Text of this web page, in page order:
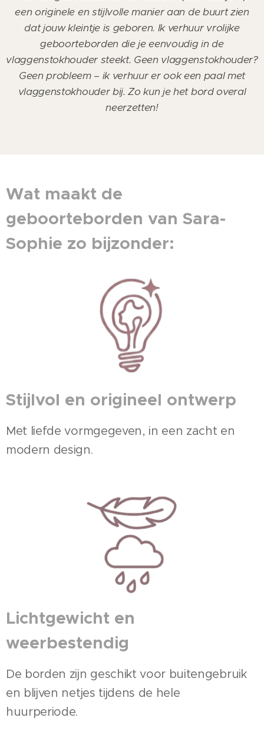
een originele en stijlvolle manier aan de buurt zien
dat jouw kleintje is geboren. Ik verhuur vrolijke
geboorteborden die je eenvoudig in de
vlaggenstokhouder steekt. Geen vlaggenstokhouder?
Geen probleem – ik verhuur er ook een paal met
vlaggenstokhouder bij. Zo kun je het bord overal
neerzetten!
Wat maakt de
geboorteborden van Sara-
Sophie zo bijzonder:
Stijlvol en origineel ontwerp
Met liefde vormgegeven, in een zacht en
modern design.
Lichtgewicht en
weerbestendig
De borden zijn geschikt voor buitengebruik
en blijven netjes tijdens de hele
huurperiode.